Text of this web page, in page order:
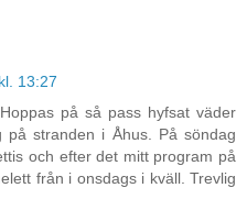
13:27
på så pass hyfsat väder
stranden i Åhus. På söndag
och efter det mitt program på
från i onsdags i kväll. Trevlig